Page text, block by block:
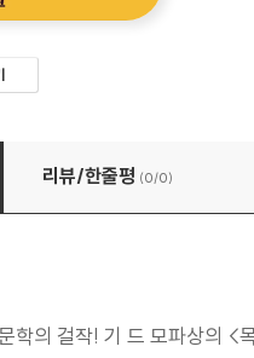
리뷰/한줄평 (0/0)
학의 걸작! 기 드 모파상의 <